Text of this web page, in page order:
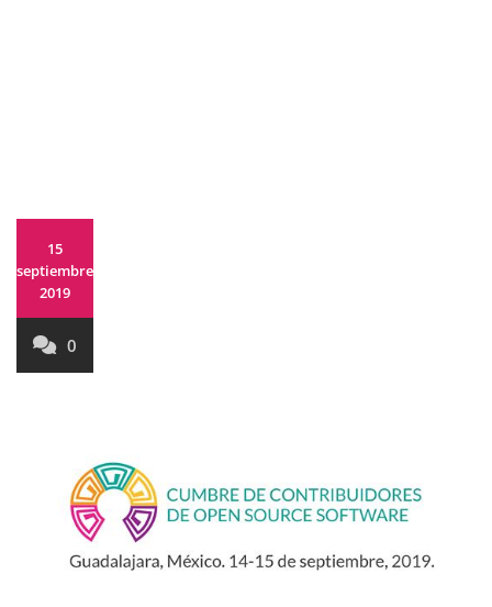
15
septiembre,
2019
0